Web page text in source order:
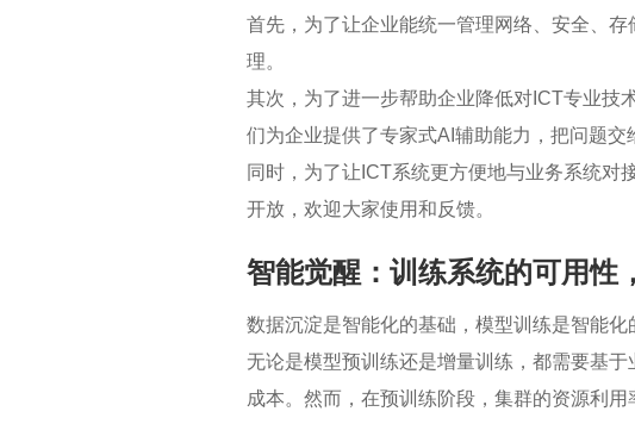
首先，为了让企业能统一管理网络、安全、
理。
其次，为了进一步帮助企业降低对ICT专业技
们为企业提供了专家式AI辅助能力，把问题交
同时，为了让ICT系统更方便地与业务系统对
开放，欢迎大家使用和反馈。
智能觉醒：训练系统的可用性
数据沉淀是智能化的基础，模型训练是智能
无论是模型预训练还是增量训练，都需要基
成本。然而，在预训练阶段，集群的资源利